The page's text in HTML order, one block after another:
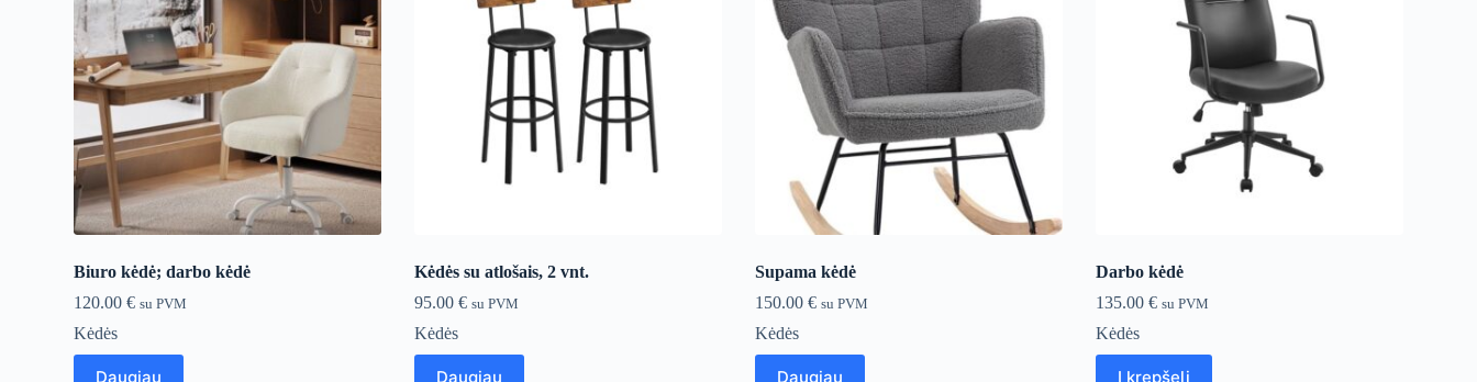
Biuro kėdė; darbo kėdė
120.00€ su PVM
Kėdės
Daugiau
Kėdės su atlošais, 2 vnt.
95.00€ su PVM
Kėdės
Daugiau
Supama kėdė
150.00 € su PVM
Kėdės
Daugiau
Darbo kėdė
135.00 € su PVM
Kėdės
Į krepšelį